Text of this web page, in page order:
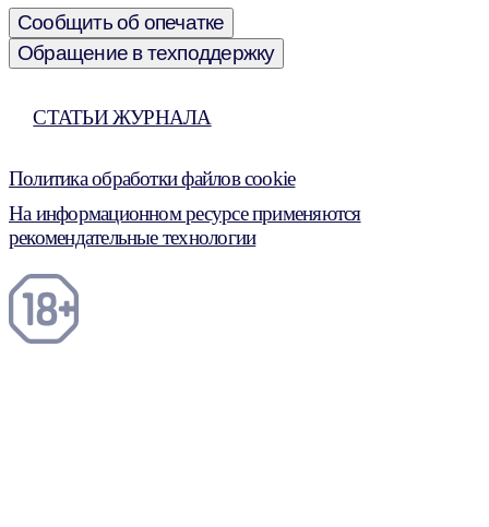
Сообщить об опечатке
Обращение в техподдержку
СТАТЬИ ЖУРНАЛА
Политика обработки файлов cookie
На информационном ресурсе применяются
рекомендательные технологии